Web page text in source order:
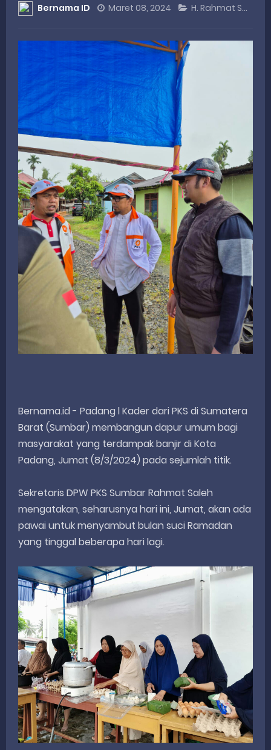
Danpusterad Resmi Tutup Program Bakti TNI AD Untuk Rakyat di Kabupaten Kepulauan Mentawai
IHSG Bangkit dan Rupiah Menguat, Rahmat Saleh Apresiasi Gerak Cepat Dasco
Rahmat Saleh Nilai Penataan BUMN Perlu, Asalkan Layanan Publik Tetap Terjaga
Tak Terbatas Dapil, Rahmat Saleh Dorong Penguatan Pertanian di Kabupaten Agam
Thursday, 6 August
Bernama ID Maret 08, 2024 H. Rahmat Saleh
Bernama.id - Padang l Kader dari PKS di Sumatera
Barat (Sumbar) membangun dapur umum bagi
masyarakat yang terdampak banjir di Kota
Padang, Jumat (8/3/2024) pada sejumlah titik.
Sekretaris DPW PKS Sumbar Rahmat Saleh
mengatakan, seharusnya hari ini, Jumat, akan ada
pawai untuk menyambut bulan suci Ramadan
yang tinggal beberapa hari lagi.